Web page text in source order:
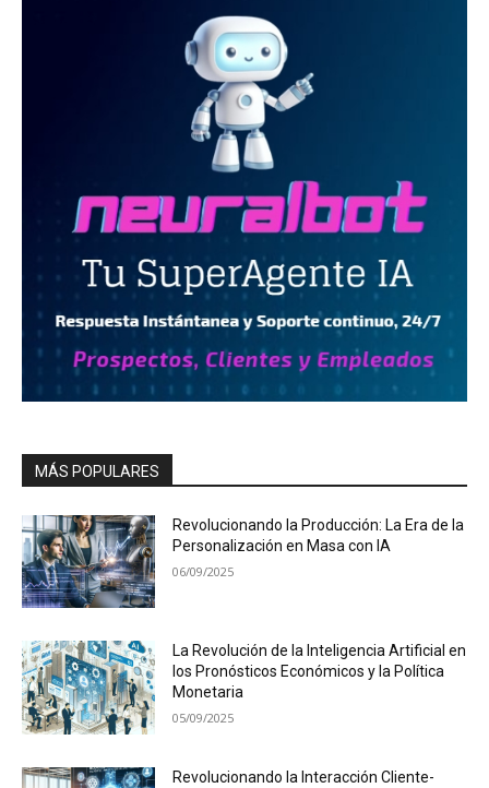
MÁS POPULARES
Revolucionando la Producción: La Era de la
Personalización en Masa con IA
06/09/2025
La Revolución de la Inteligencia Artificial en
los Pronósticos Económicos y la Política
Monetaria
05/09/2025
Revolucionando la Interacción Cliente-